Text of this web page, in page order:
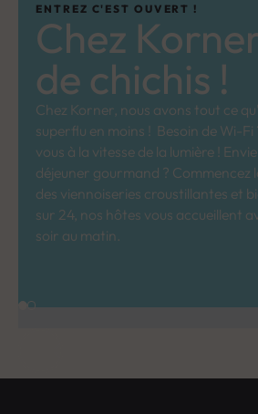
ENTREZ C'EST OUVERT !
Chez
de chichis !
Chez Korner, nous avons tout ce
superflu en moins ! Besoin de Wi-Fi
vous à la vitesse de la lumière !
déjeuner gourmand ? Commencez
des viennoiseries croustillantes et
sur 24, nos hôtes vous accueillent
soir au matin.